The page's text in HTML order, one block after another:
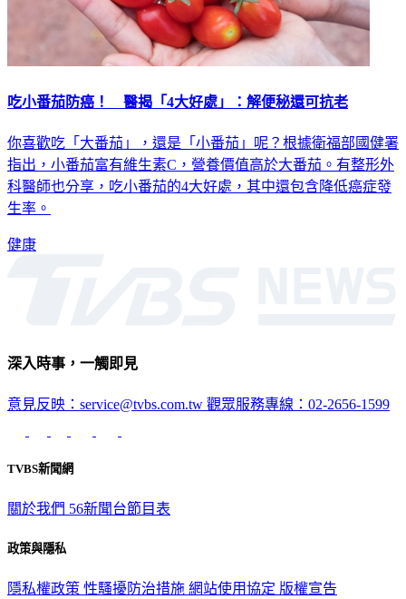
吃小番茄防癌！ 醫揭「4大好處」：解便秘還可抗老
你喜歡吃「大番茄」，還是「小番茄」呢？根據衛福部國健署
指出，小番茄富有維生素C，營養價值高於大番茄。有整形外
科醫師也分享，吃小番茄的4大好處，其中還包含降低癌症發
生率。
健康
深入時事，一觸即見
意見反映：service@tvbs.com.tw 觀眾服務專線：02-2656-1599
TVBS新聞網
關於我們 56新聞台節目表
政策與隱私
隱私權政策 性騷擾防治措施 網站使用協定 版權宣告